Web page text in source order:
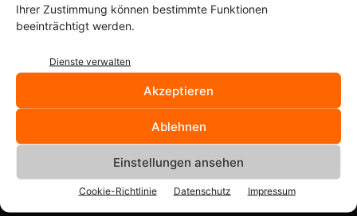
Ihrer Zustimmung können bestimmte Funktionen
beeinträchtigt werden.
Dienste verwalten
Akzeptieren
Ablehnen
Einstellungen ansehen
Cookie-Richtlinie Datenschutz Impressum
Das Chuwi VI10 Plus mit Remix
OS 2.0 im Test